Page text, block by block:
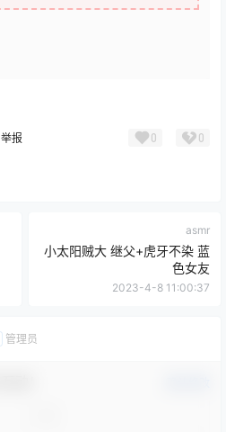
举报 0 0
asmr
小太阳贼大 继父+虎牙不染 蓝
色女友
2023-4-8 11:00:37
管理员